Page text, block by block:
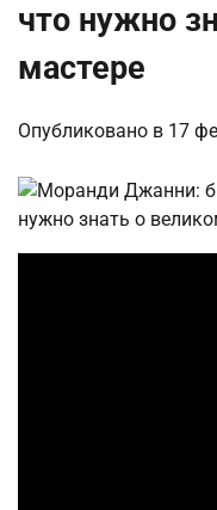
что нужно
мастере
Опубликовано в 17